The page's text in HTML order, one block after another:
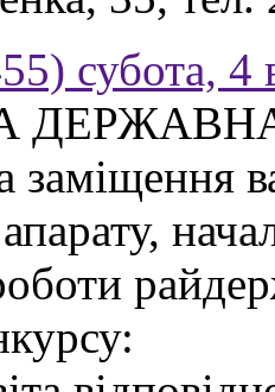
субота, 4
ДЕРЖАВНА
заміщення